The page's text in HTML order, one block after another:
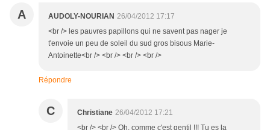
A AUDOLY-NOURIAN 26/04/2012 17:17
<br /> les pauvres papillons qui ne savent pas nager je
t'envoie un peu de soleil du sud gros bisous Marie-
Antoinette<br /> <br /> <br /> <br />
Répondre
C Christiane 26/04/2012 17:21
<br /> <br /> Oh, comme c'est gentil !!! Tu es la